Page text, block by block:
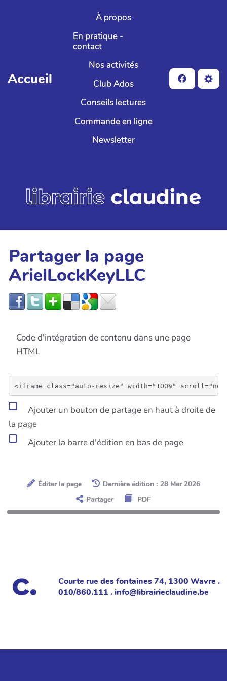
Aller au contenu principal
Accueil
À propos
En pratique -
contact
Nos activités
Club Ados
Conseils lectures
Commande en ligne
Newsletter
Partager la page
ArielLockKeyLLC
Code d'intégration de contenu dans une page
HTML
Ajouter un bouton de partage en haut à droite de
la page
Ajouter la barre d'édition en bas de page
Éditer la page
Dernière édition : 28 Mar 2026
Partager
PDF
Courte rue des fontaines 74, 1300 Wavre .
010/860.111 . info@librairieclaudine.be